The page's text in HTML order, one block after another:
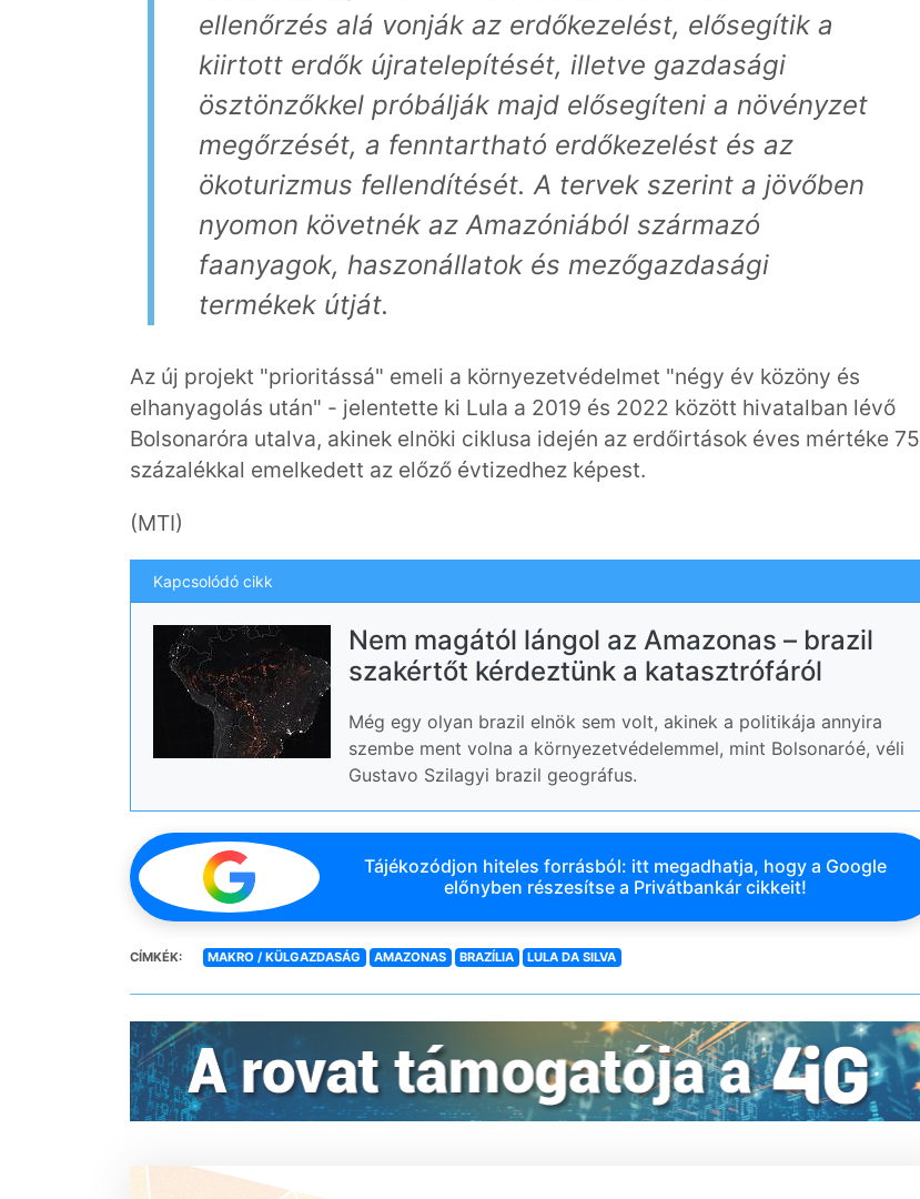
ellenőrzés alá vonják az erdőkezelést, elősegítik a
kiirtott erdők újratelepítését, illetve gazdasági
ösztönzőkkel próbálják majd elősegíteni a növényzet
megőrzését, a fenntartható erdőkezelést és az
ökoturizmus fellendítését. A tervek szerint a jövőben
nyomon követnék az Amazóniából származó
faanyagok, haszonállatok és mezőgazdasági
termékek útját.
Az új projekt "prioritássá" emeli a környezetvédelmet "négy év közöny és
elhanyagolás után" - jelentette ki Lula a 2019 és 2022 között hivatalban lévő
Bolsonaróra utalva, akinek elnöki ciklusa idején az erdőirtások éves mértéke 75
százalékkal emelkedett az előző évtizedhez képest.
(MTI)
Kapcsolódó cikk
Nem magától lángol az Amazonas – brazil
szakértőt kérdeztünk a katasztrófáról
Még egy olyan brazil elnök sem volt, akinek a politikája annyira
szembe ment volna a környezetvédelemmel, mint Bolsonaróé, véli
Gustavo Szilagyi brazil geográfus.
Tájékozódjon hiteles forrásból: itt megadhatja, hogy a Google
előnyben részesítse a Privátbankár cikkeit!
CÍMKÉK: MAKRO / KÜLGAZDASÁG AMAZONAS BRAZÍLIA LULA DA SILVA